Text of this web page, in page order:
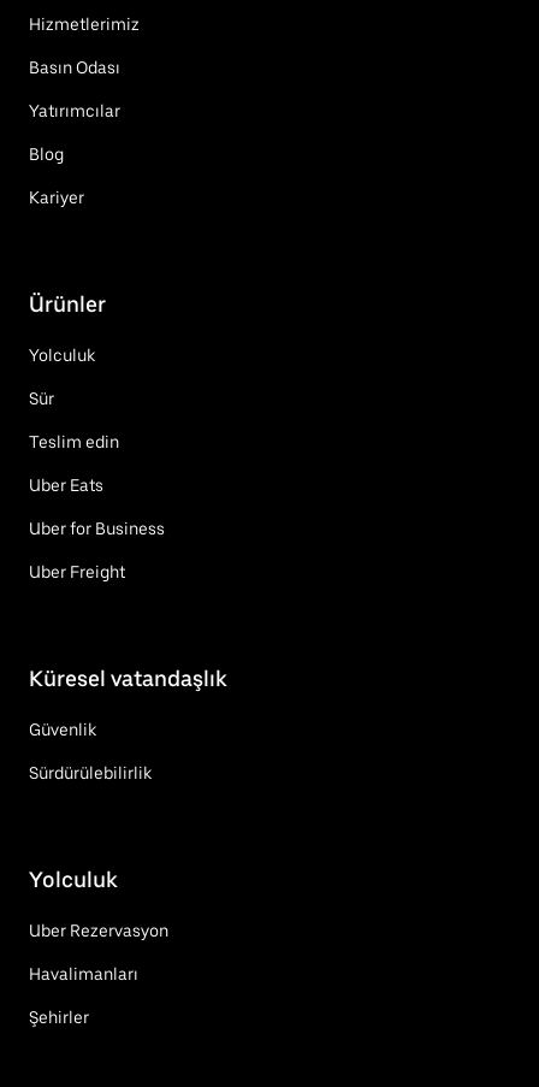
Hizmetlerimiz
Basın Odası
Yatırımcılar
Blog
Kariyer
Ürünler
Yolculuk
Sür
Teslim edin
Uber Eats
Uber for Business
Uber Freight
Küresel vatandaşlık
Güvenlik
Sürdürülebilirlik
Yolculuk
Uber Rezervasyon
Havalimanları
Şehirler